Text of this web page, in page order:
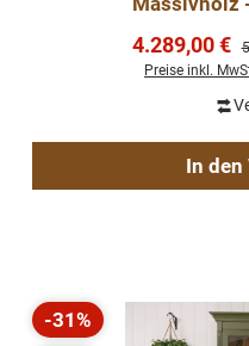
4.289,00 €
Preise inkl.
In den
Rabatt
-31%